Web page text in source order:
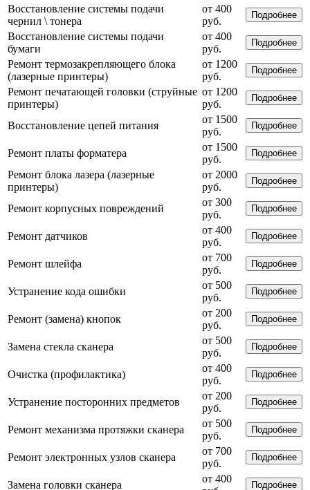
Восстановление системы подачи
чернил \ тонера
от 400
руб.
Подробнее
Восстановление системы подачи
бумаги
от 400
руб.
Подробнее
Ремонт термозакрепляющего блока
(лазерные принтеры)
от 1200
руб.
Подробнее
Ремонт печатающей головки (струйные
принтеры)
от 1200
руб.
Подробнее
Восстановление цепей питания
от 1500
руб.
Подробнее
Ремонт платы форматера
от 1500
руб.
Подробнее
Ремонт блока лазера (лазерные
принтеры)
от 2000
руб.
Подробнее
Ремонт корпусных повреждений
от 300
руб.
Подробнее
Ремонт датчиков
от 400
руб.
Подробнее
Ремонт шлейфа
от 700
руб.
Подробнее
Устранение кода ошибки
от 500
руб.
Подробнее
Ремонт (замена) кнопок
от 200
руб.
Подробнее
Замена стекла сканера
от 500
руб.
Подробнее
Очистка (профилактика)
от 400
руб.
Подробнее
Устранение посторонних предметов
от 200
руб.
Подробнее
Ремонт механизма протяжки сканера
от 500
руб.
Подробнее
Ремонт электронных узлов сканера
от 700
руб.
Подробнее
Замена головки сканера
от 400
Подробнее